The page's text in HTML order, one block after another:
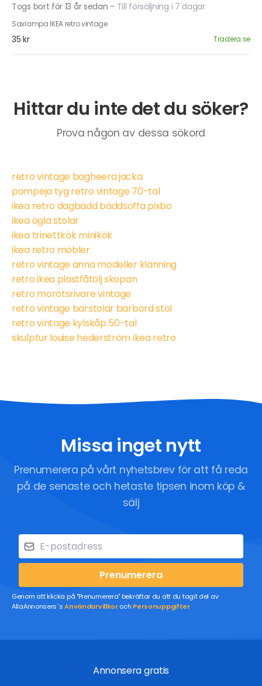
Togs bort för 13 år sedan - Till försäljning i 7 dagar
Saxlampa IKEA retro vintage
35 kr Tradera.se
Hittar du inte det du söker?
Prova någon av dessa sökord
retro vintage bagheera jacka
pompeja tyg retro vintage 70-tal
ikea retro dagbädd bäddsoffa pixbo
ikea ögla stolar
ikea trinettkök minikök
ikea retro möbler
retro vintage anna modeller klänning
retro ikea plastfåtölj skopan
retro morotsrivare vintage
retro vintage barstolar barbord stol
retro vintage kylskåp 50-tal
skulptur louise hederström ikea retro
Missa inget nytt
Prenumerera på vårt nyhetsbrev för att få reda
på de senaste och hetaste tipsen inom köp &
sälj
Prenumerera
Genom att klicka på "Prenumerera" bekräftar du att du tagit del av
AllaAnnonsers´sAnvändarvillkoroch Personuppgifter
Annonsera gratis